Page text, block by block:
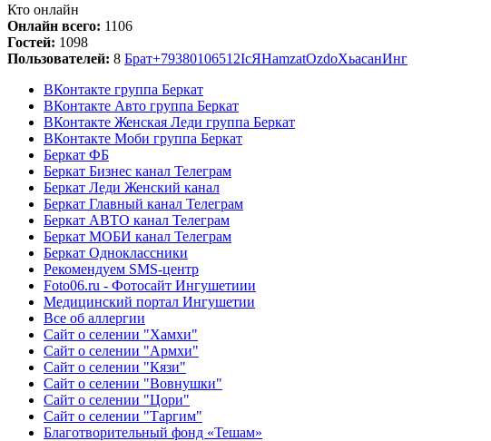
Кто онлайн
Онлайн всего: 1106
Гостей: 1098
Пользователей: 8 Брат+79380106512IcЯHamzatOzdoХьасанИнг
ВКонтакте группа Беркат
ВКонтакте Авто группа Беркат
ВКонтакте Женская Леди группа Беркат
ВКонтакте Моби группа Беркат
Беркат ФБ
Беркат Бизнес канал Телеграм
Беркат Леди Женский канал
Беркат Главный канал Телеграм
Беркат АВТО канал Телеграм
Беркат МОБИ канал Телеграм
Беркат Одноклассники
Рекомендуем SMS-центр
Foto06.ru - Фотосайт Ингушетиии
Медицинский портал Ингушетии
Все об аллергии
Сайт о селении "Хамхи"
Сайт о селении "Армхи"
Сайт о селении "Кязи"
Сайт о селении "Вовнушки"
Сайт о селении "Цори"
Сайт о селении "Таргим"
Благотворительный фонд «Тешам»